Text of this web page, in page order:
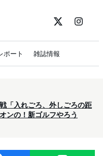
ポート 雑誌情報
「入れごろ、外しごろの距
ンの！新ゴルフやろう